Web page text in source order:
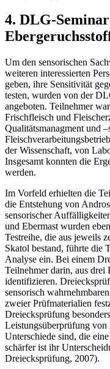
4. DLG-
Um den sensorischen
weiteren interessierten
geben, ihre Sensitivität
testen, wurden von der
angeboten. Teilnehmer
Frischfleisch und
Qualitätsmanagment und
der Wissenschaft, von
Insgesamt konnten die
werden.
Im Vorfeld erhielten die
die Entstehung von
sensorischer
und Ebermast wurden
Testreihe, die aus jeweils
Skatol bestand, führte die
Analyse ein. Bei einem
Teilnehmer darin, aus drei
identifizieren.
sensorisch
zweier Prüfmaterialien
Dreiecksprüfung
Leistungsüberprüfung von
Unterschiede sind, die
schärfer ist ihr
Dreiecksprüfung, 2007).